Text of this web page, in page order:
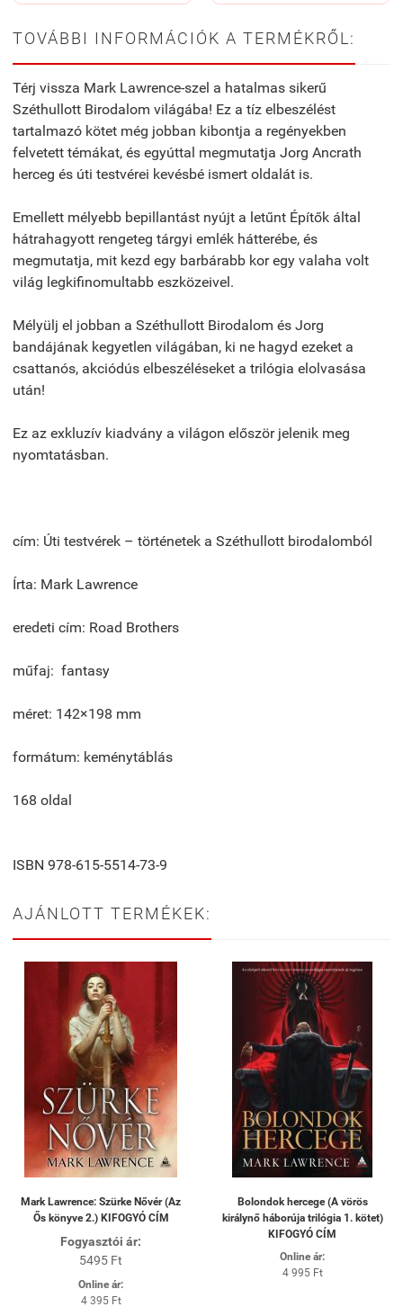
TOVÁBBI INFORMÁCIÓK A TERMÉKRŐL:
Térj vissza Mark Lawrence-szel a hatalmas sikerű
Széthullott Birodalom világába! Ez a tíz elbeszélést
tartalmazó kötet még jobban kibontja a regényekben
felvetett témákat, és egyúttal megmutatja Jorg Ancrath
herceg és úti testvérei kevésbé ismert oldalát is.
Emellett mélyebb bepillantást nyújt a letűnt Építők által
hátrahagyott rengeteg tárgyi emlék hátterébe, és
megmutatja, mit kezd egy barbárabb kor egy valaha volt
világ legkifinomultabb eszközeivel.
Mélyülj el jobban a Széthullott Birodalom és Jorg
bandájának kegyetlen világában, ki ne hagyd ezeket a
csattanós, akciódús elbeszéléseket a trilógia elolvasása
után!
Ez az exkluzív kiadvány a világon először jelenik meg
nyomtatásban.
cím: Úti testvérek – történetek a Széthullott birodalomból
Írta: Mark Lawrence
eredeti cím: Road Brothers
műfaj: fantasy
méret: 142×198 mm
formátum: keménytáblás
168 oldal
ISBN 978-615-5514-73-9
AJÁNLOTT TERMÉKEK:
Mark Lawrence: Szürke Nővér (Az
Ős könyve 2.) KIFOGYÓ CÍM
Fogyasztói ár:
5495 Ft
Online ár:
4 395 Ft
Bolondok hercege (A vörös
királynő háborúja trilógia 1. kötet)
KIFOGYÓ CÍM
Online ár:
4 995 Ft